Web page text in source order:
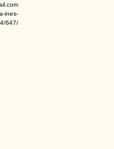
ines-
647/